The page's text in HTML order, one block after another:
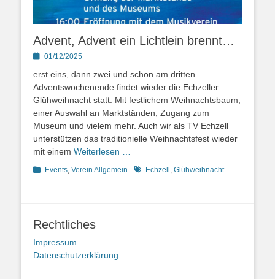
Advent, Advent ein Lichtlein brennt…
Posted01/12/2025
erst eins, dann zwei und schon am dritten
Adventswochenende findet wieder die Echzeller
Glühweihnacht statt. Mit festlichem Weihnachtsbaum,
einer Auswahl an Marktständen, Zugang zum
Museum und vielem mehr. Auch wir als TV Echzell
unterstützen das traditionielle Weihnachtsfest wieder
mit einem Weiterlesen …
Kategorien
Events, Verein Allgemein Schlagworte
Echzell , Glühweihnacht
Rechtliches
Impressum
Datenschutzerklärung